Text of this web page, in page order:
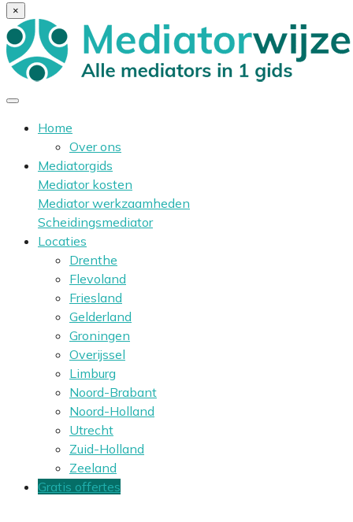
×
Home
Over ons
Mediatorgids
Mediator kosten
Mediator werkzaamheden
Scheidingsmediator
Locaties
Drenthe
Flevoland
Friesland
Gelderland
Groningen
Overijssel
Limburg
Noord-Brabant
Noord-Holland
Utrecht
Zuid-Holland
Zeeland
Gratis offertes